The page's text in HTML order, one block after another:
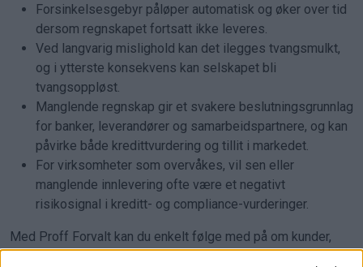
Forsinkelsesgebyr påløper automatisk og øker over tid
dersom regnskapet fortsatt ikke leveres.
Ved langvarig mislighold kan det ilegges tvangsmulkt,
og i ytterste konsekvens kan selskapet bli
tvangsoppløst.
Manglende regnskap gir et svakere beslutningsgrunnlag
for banker, leverandører og samarbeidspartnere, og kan
påvirke både kredittvurdering og tillit i markedet.
For virksomheter som overvåkes, vil sen eller
manglende innlevering ofte være et negativt
risikosignal i kreditt- og compliance-vurderinger.
Med Proff Forvalt kan du enkelt følge med på om kunder,
samarbeidspartnere eller konkurrenter leverer regnskapet